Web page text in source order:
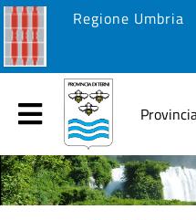
Regione Umbria